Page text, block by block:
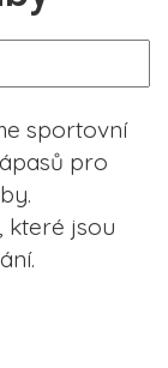
sportovní
pro
které jsou